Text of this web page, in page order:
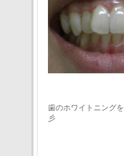
歯のホワイトニング
彡